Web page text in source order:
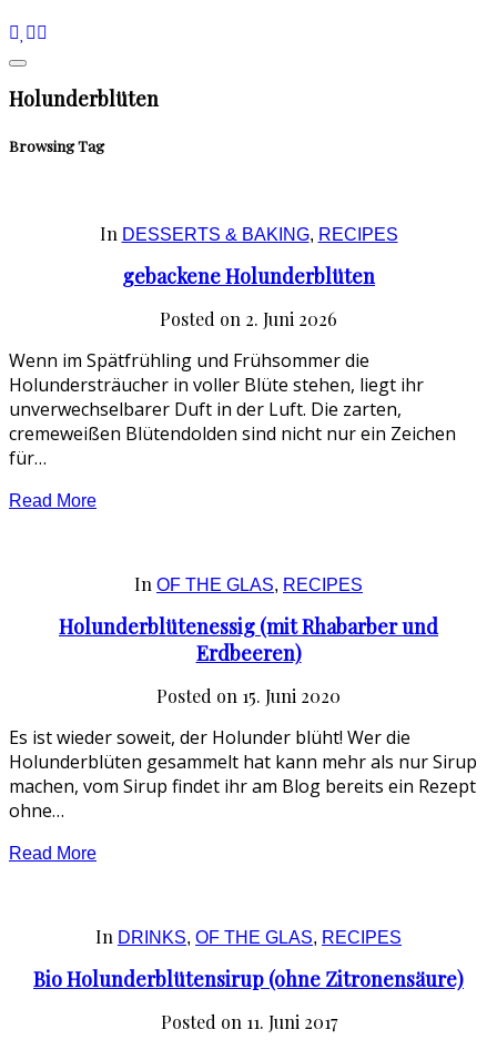
Holunderblüten
Browsing Tag
In DESSERTS & BAKING, RECIPES
gebackene Holunderblüten
Posted on 2. Juni 2026
Wenn im Spätfrühling und Frühsommer die
Holundersträucher in voller Blüte stehen, liegt ihr
unverwechselbarer Duft in der Luft. Die zarten,
cremeweißen Blütendolden sind nicht nur ein Zeichen
für…
Read More
In OF THE GLAS, RECIPES
Holunderblütenessig (mit Rhabarber und
Erdbeeren)
Posted on 15. Juni 2020
Es ist wieder soweit, der Holunder blüht! Wer die
Holunderblüten gesammelt hat kann mehr als nur Sirup
machen, vom Sirup findet ihr am Blog bereits ein Rezept
ohne…
Read More
In DRINKS, OF THE GLAS, RECIPES
Bio Holunderblütensirup (ohne Zitronensäure)
Posted on 11. Juni 2017